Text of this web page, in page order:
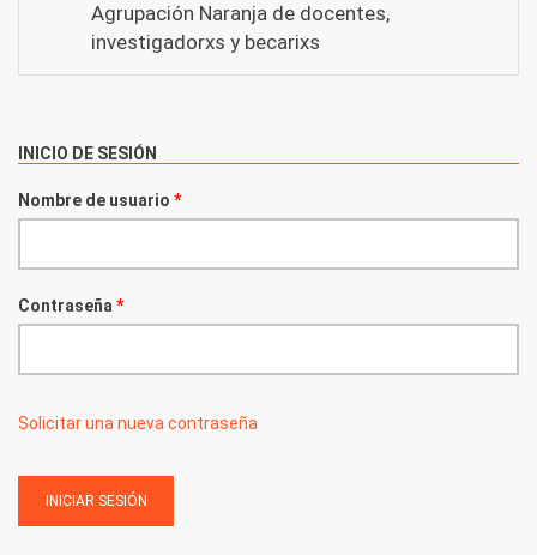
Agrupación Naranja de docentes,
investigadorxs y becarixs
INICIO DE SESIÓN
Nombre de usuario *
Contraseña *
Solicitar una nueva contraseña